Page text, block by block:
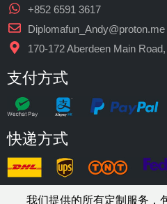
+852 6591 3617
Diplomafun_Andy@proton.me
170-172 Aberdeen Main
支付方式
快递方式
我们提供的所有定制服务，